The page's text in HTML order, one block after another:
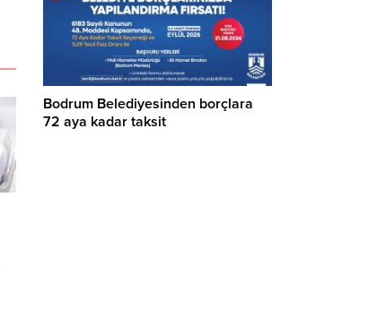
Bodrum Belediyesinden borçlara
72 aya kadar taksit